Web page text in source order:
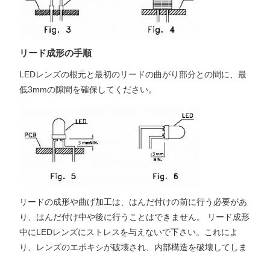
リード成形の手順
LEDレンズの根元と最初のリードの曲がり部分との間に、最
低3mmの隙間を確保してください。
リードの成形や曲げ加工は、はんだ付けの前に行う必要があ
り、はんだ付け中や後に行うことはできません。 リード成形
中にLEDレンズにストレスを与えないで下さい。これによ
り、レンズのエポキシが破壊され、内部構造を破壊してしま